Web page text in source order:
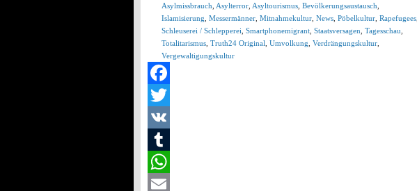
Asylmissbrauch Asylterror Asyltourismus Bevölkerungsaustausch
Islamisierung Messermänner Mitnahmekultur News Pöbelkultur Rapefugees
Schleuserei / Schlepperei Smartphonemigrant Staatsversagen Tagesschau
Totalitarismus Truth24 Original Umvolkung Verdrängungskultur
Vergewaltigungskultur
Facebook
Twitter
VK
Tumblr
WhatsApp